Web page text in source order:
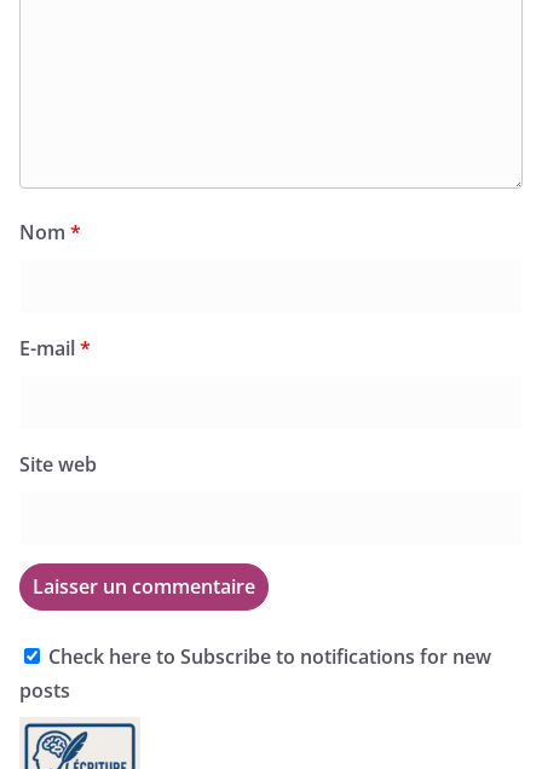
Nom *
E-mail*
Site web
Check here to Subscribe to notifications for new
posts